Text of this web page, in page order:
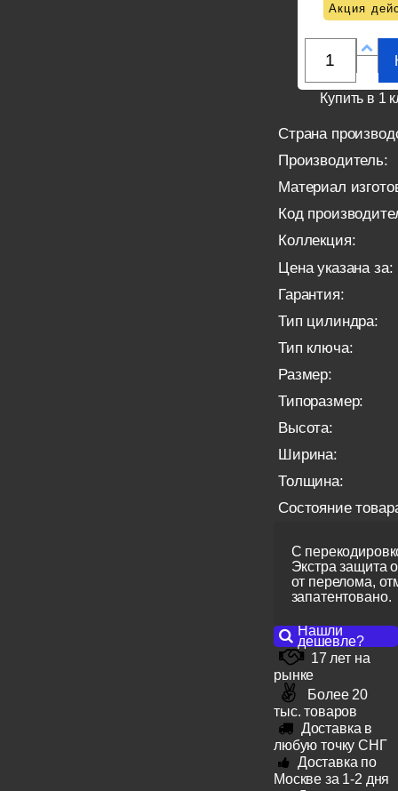
Акция
Купить в 1
Страна
Производитель:
Материал
Код
Коллекция:
Цена указана за:
Гарантия:
Тип цилиндра:
Тип ключа:
Размер:
Типоразмер:
Высота:
Ширина:
Толщина:
Состояние
С
Экстра защита
от перелома,
запатентовано.
Нашли
дешевле?
17 лет на
рынке
Более 20
тыс. товаров
Доставка в
любую точку СНГ
Доставка по
Москве за 1-2 дня